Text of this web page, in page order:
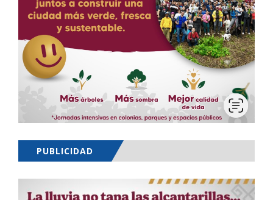
PUBLICIDAD